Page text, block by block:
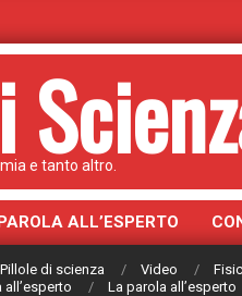
e tanto altro.
ALL’ESPERTO
Pillole di scienza Video
all’esperto La parola all’esperto